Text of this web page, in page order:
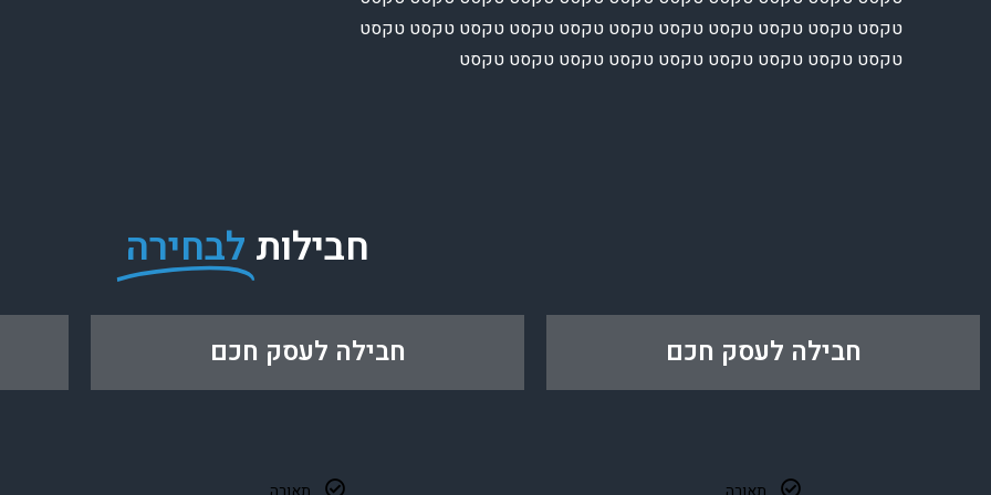
טקסט טקסט טקסט טקסט טקסט טקסט טקסט טקסט טקסט טקסט טקסט
טקסט טקסט טקסט טקסט טקסט טקסט טקסט טקסט טקסט
חבילות לבחירה
חבילה לעסק חכם חבילה לעסק חכם